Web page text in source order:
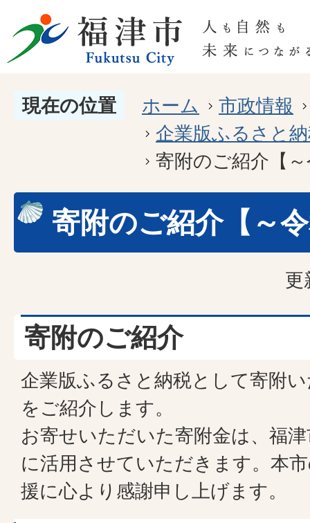
現在の位置 ホーム
市政情報
企業版ふるさと
寄附のご紹介【
寄附のご紹介【～
更
寄附のご紹介
企業版ふるさと納税として寄附
をご紹介します。
お寄せいただいた寄附金は、福
に活用させていただきます。本
援に心より感謝申し上げます。